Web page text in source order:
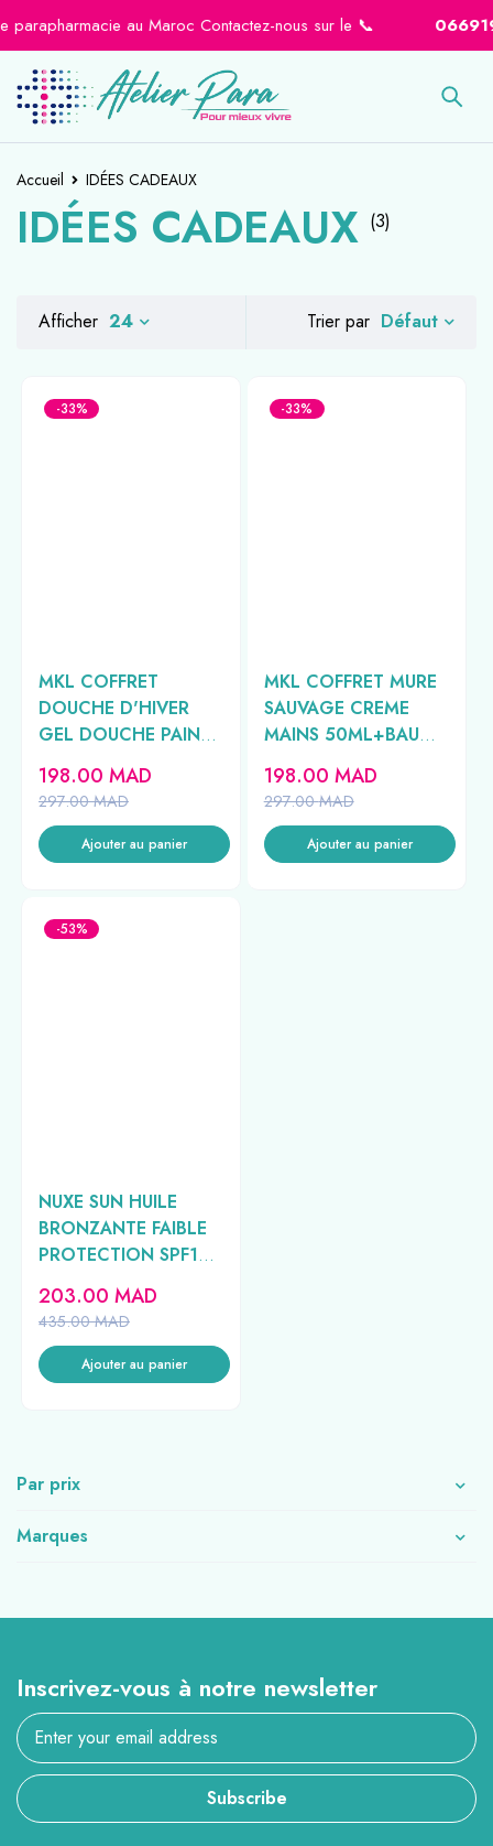
au Maroc Contactez-nous sur le 📞
Accueil IDÉES CADEAUX
IDÉES CADEAUX (3)
Par prix
Marques
Trier par Défaut
Afficher 24
-33%
MKL COFFRET
DOUCHE D'HIVER
GEL DOUCHE PAIN
D'EPICES
100ML+GEL
DOUCHE CANNELLE
ORANGE
100ML+GEL
SAUVAGE 100ML
297.00MAD
198.00 MAD
Ajouter au panier
-33%
MKL COFFRET MURE
SAUVAGE CREME
MAINS 50ML+BAUME
A LEVRES GEL
DOUCHE 100ML
297.00MAD
198.00 MAD
Ajouter au panier
-53%
NUXE SUN HUILE
BRONZANTE FAIBLE
PROTECTION SPF10
435.00MAD
203.00 MAD
Ajouter au panier
Inscrivez-vous à notre newsletter
Subscribe